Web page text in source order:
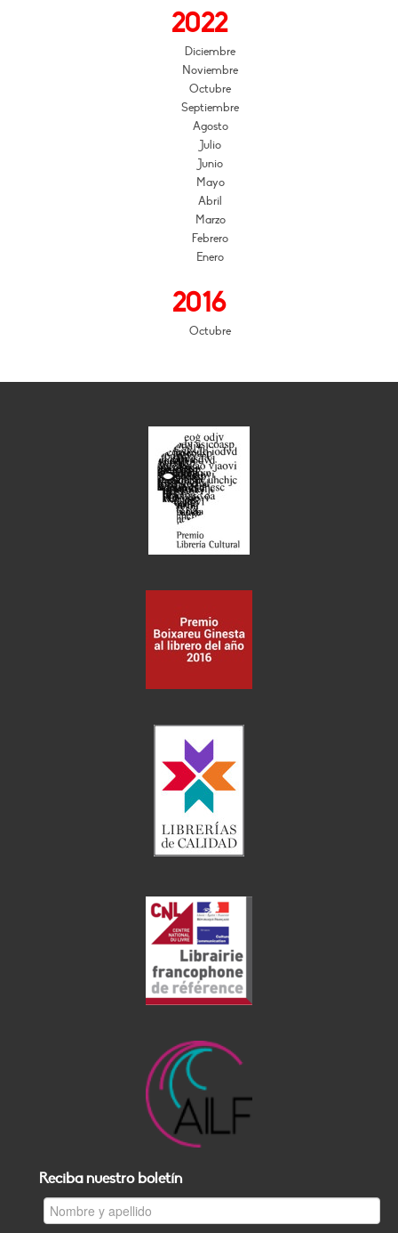
2022
Diciembre
Noviembre
Octubre
Septiembre
Agosto
Julio
Junio
Mayo
Abril
Marzo
Febrero
Enero
2016
Octubre
Reciba nuestro boletín